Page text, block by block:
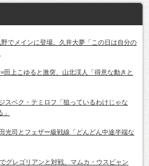
野でメインに登場。久井大夢「この日は自分の
田上こゆると激突、山北渓人「得意な動きと
スベク・テミロフ「狙っているわけじゃな
光司とフェザー級戦線「どんどん中途半端な
グレゴリアンと対戦、マムカ・ウスビャン